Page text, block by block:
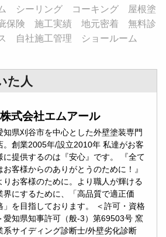
シーリング コーキング 屋根塗
険 施工実績 地元密着 無料診
自社施工管理 ショールーム
た人
株式会社エムアール
知県刈谷市を中心とした外壁塗装専門
。創業2005年/設立2010年 私達がお客
に提供するのは『安心』です。 『全て
お客様からのありがとうのために！』
りお客様のために。より職人が輝ける
界にするために、「高品質で適正価
」を目指しております。 ＜許可・資格
愛知県知事許可（般-3）第69503号 窯
系サイディング診断士/外壁劣化診断